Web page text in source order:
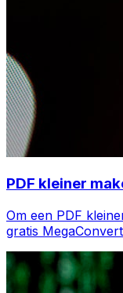
PDF kleiner
Om een PDF
gratis